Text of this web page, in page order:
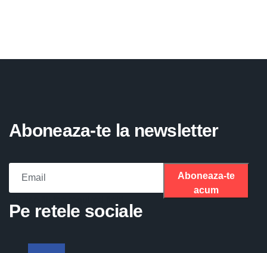
Aboneaza-te la newsletter
Aboneaza-te
acum
Pe retele sociale